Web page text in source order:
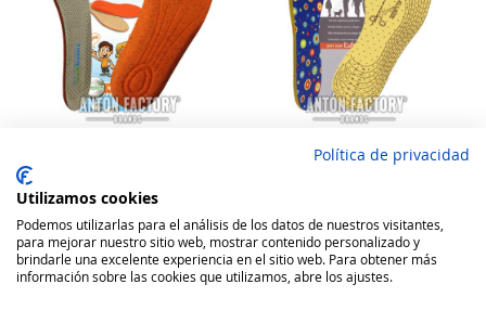
Arneplant Plantilla Calzado
Kids Niños
Rating:
100
% of 100
9,58 €
Bama Plantilla Calzado Soft
Rating:
100
% of100
3,52 €
Política de privacidad
Utilizamos cookies
Podemos utilizarlas para el análisis de los datos de nuestros visitantes,
para mejorar nuestro sitio web, mostrar contenido personalizado y
brindarle una excelente experiencia en el sitio web. Para obtener más
información sobre las cookies que utilizamos, abre los ajustes.